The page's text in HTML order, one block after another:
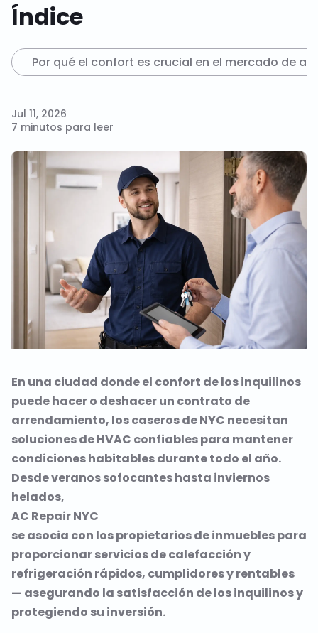
Índice
Por qué el confort es crucial en el mercado de
Jul 11, 2026
7 minutos para leer
En una ciudad donde el confort de los inquilinos
puede hacer o deshacer un contrato de
arrendamiento, los caseros de NYC necesitan
soluciones de HVAC confiables para mantener
condiciones habitables durante todo el año.
Desde veranos sofocantes hasta inviernos
helados,
AC Repair NYC
se asocia con los propietarios de inmuebles para
proporcionar servicios de calefacción y
refrigeración rápidos, cumplidores y rentables
— asegurando la satisfacción de los inquilinos y
protegiendo su inversión.